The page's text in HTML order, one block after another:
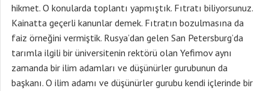
hikmet. O konularda toplantı yapmıştık. Fıtratı biliyorsunuz.
Kainatta geçerli kanunlar demek. Fıtratın bozulmasına da
faiz örneğini vermiştik. Rusya’dan gelen San Petersburg’da
tarımla ilgili bir üniversitenin rektörü olan Yefimov aynı
zamanda bir ilim adamları ve düşünürler gurubunun da
başkanı. O ilim adamı ve düşünürler gurubu kendi içlerinde bir